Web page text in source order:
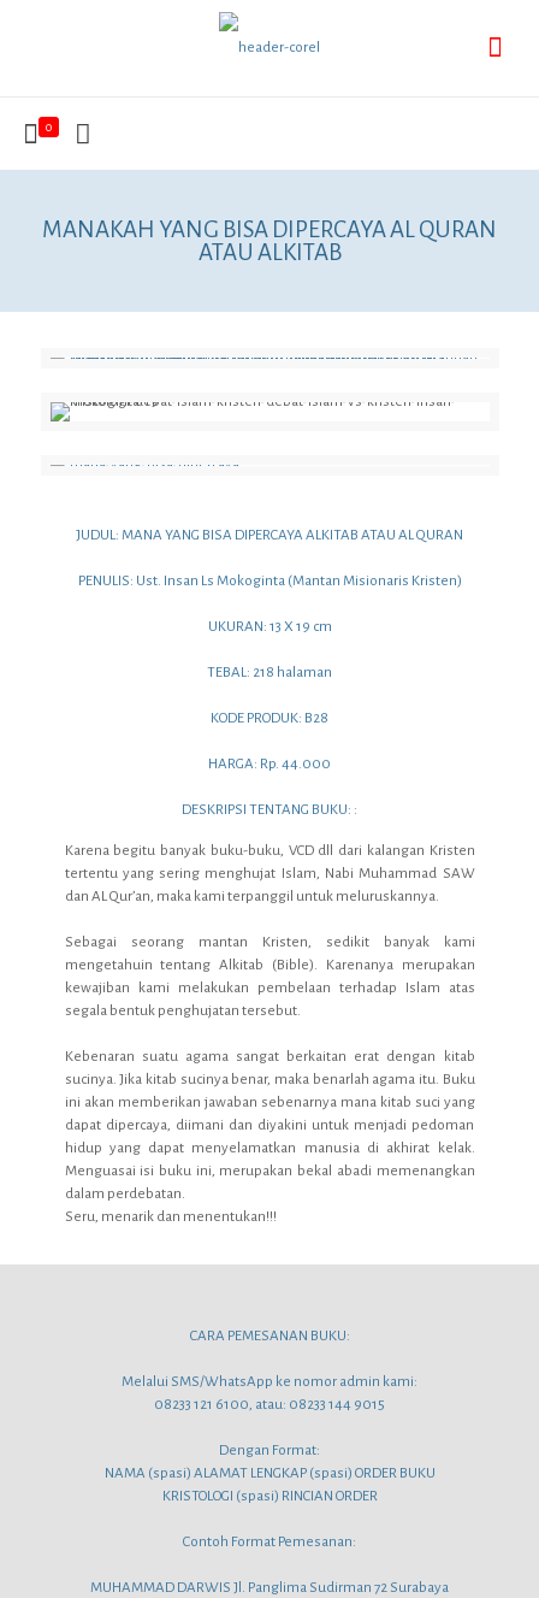
0
MANAKAH YANG BISA DIPERCAYA AL QURAN
ATAU ALKITAB
JUDUL: MANA YANG BISA DIPERCAYA ALKITAB ATAU AL QURAN
PENULIS: Ust. Insan Ls Mokoginta (Mantan Misionaris Kristen)
UKURAN: 13 X 19 cm
TEBAL: 218 halaman
KODE PRODUK: B28
HARGA: Rp. 44.000
DESKRIPSI TENTANG BUKU: :
Karena begitu banyak buku-buku, VCD dll dari kalangan Kristen
tertentu yang sering menghujat Islam, Nabi Muhammad SAW
dan AL Qur’an, maka kami terpanggil untuk meluruskannya.
Sebagai seorang mantan Kristen, sedikit banyak kami
mengetahuin tentang Alkitab (Bible). Karenanya merupakan
kewajiban kami melakukan pembelaan terhadap Islam atas
segala bentuk penghujatan tersebut.
Kebenaran suatu agama sangat berkaitan erat dengan kitab
sucinya. Jika kitab sucinya benar, maka benarlah agama itu. Buku
ini akan memberikan jawaban sebenarnya mana kitab suci yang
dapat dipercaya, diimani dan diyakini untuk menjadi pedoman
hidup yang dapat menyelamatkan manusia di akhirat kelak.
Menguasai isi buku ini, merupakan bekal abadi memenangkan
dalam perdebatan.
Seru, menarik dan menentukan!!!
CARA PEMESANAN BUKU:
Melalui SMS/WhatsApp ke nomor admin kami:
08233 121 6100, atau: 08233 144 9015
Dengan Format:
NAMA (spasi) ALAMAT LENGKAP (spasi) ORDER BUKU
KRISTOLOGI (spasi) RINCIAN ORDER
Contoh Format Pemesanan:
MUHAMMAD DARWIS Jl. Panglima Sudirman 72 Surabaya